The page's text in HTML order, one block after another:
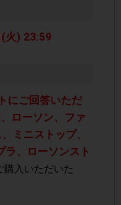
火) 23:59
にご回答いただ
ローソン、ファ
ミニストップ、
ラ、ローソンスト
購入いただいた